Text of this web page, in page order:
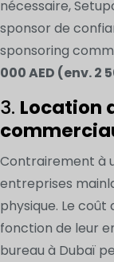
nécessaire,
sponsor de
sponsoring
000 AED (env. 2
3. Location
Contrairement à
entreprises
physique. Le
fonction de leur
bureau à Dubaï